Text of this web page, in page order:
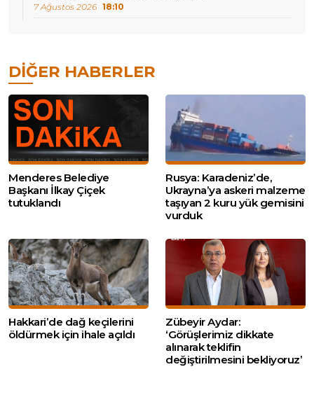
7 Ağustos 2026 18:10
DIĞER HABERLER
Menderes Belediye
Başkanı İlkay Çiçek
tutuklandı
Rusya: Karadeniz’de,
Ukrayna’ya askeri malzeme
taşıyan 2 kuru yük gemisini
vurduk
Hakkari’de dağ keçilerini
öldürmek için ihale açıldı
Zübeyir Aydar:
‘Görüşlerimiz dikkate
alınarak teklifin
değiştirilmesini bekliyoruz’